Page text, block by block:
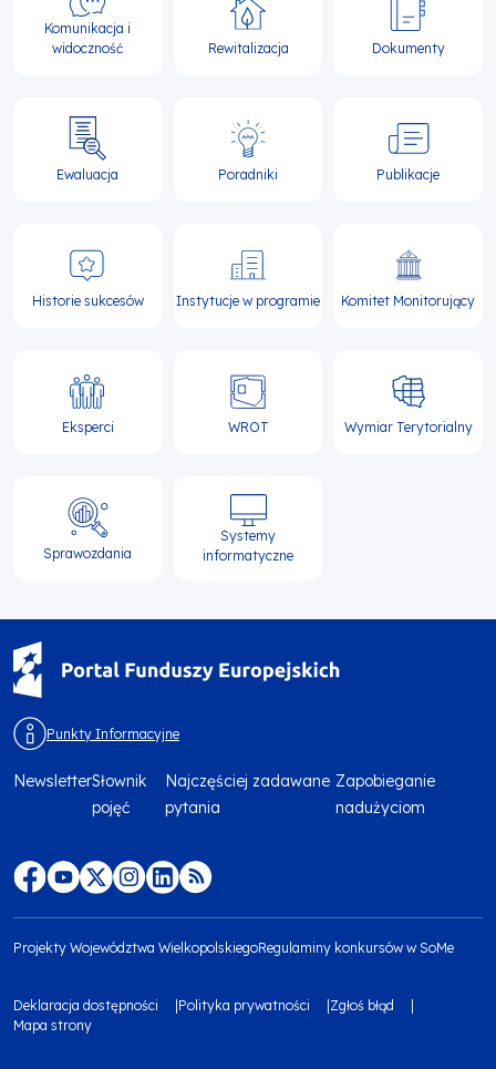
Komunikacja i
widoczność
Rewitalizacja Dokumenty
Ewaluacja Poradniki Publikacje
Historie sukcesów Instytucje w programie Komitet Monitorujący
Eksperci WROT Wymiar Terytorialny
Sprawozdania
Systemy
informatyczne
Punkty Informacyjne
Menu
footer
społecznościowe
top
NewsletterSłownik
pojęć
Najczęściej zadawane
pytania
Zapobieganie
nadużyciom
footer
Projekty Województwa WielkopolskiegoRegulaminy konkursów w SoMe
Menu
Deklaracja dostępności Polityka prywatności
Zgłoś błąd
Mapa strony